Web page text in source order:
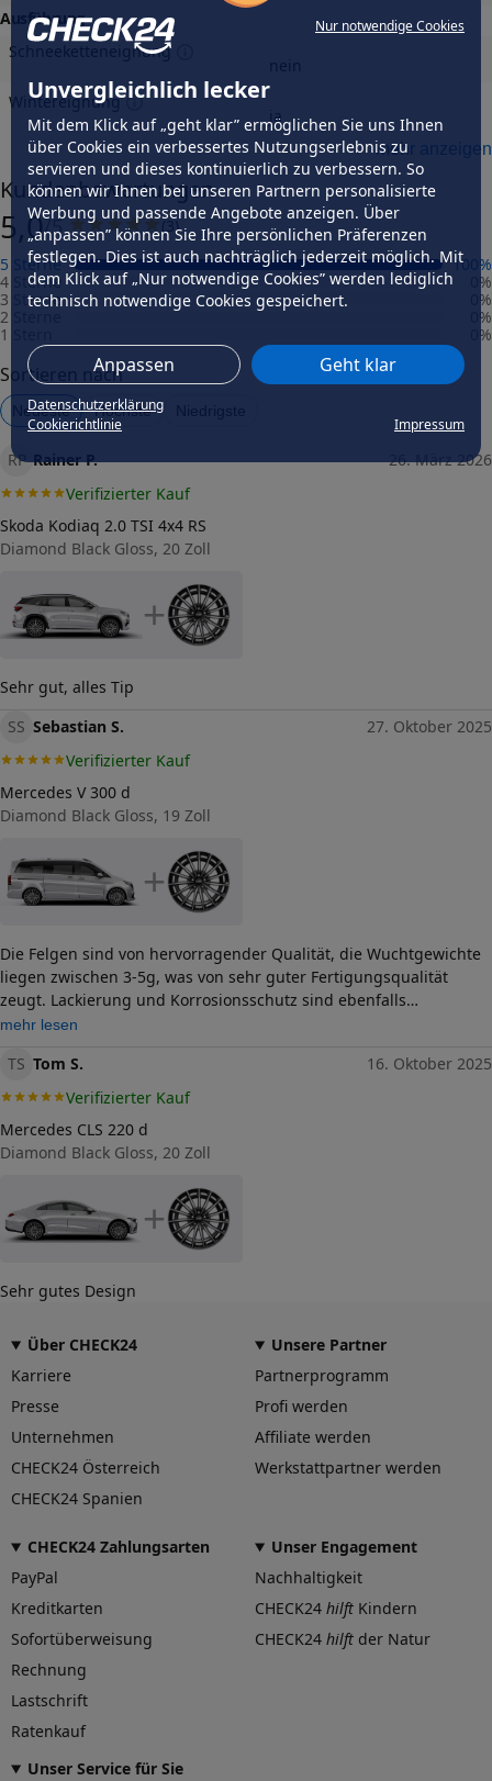
Nur notwendige Cookies
Unvergleichlich lecker
Mit dem Klick auf „geht klar” ermöglichen Sie uns Ihnen
über Cookies ein verbessertes Nutzungserlebnis zu
servieren und dieses kontinuierlich zu verbessern. So
können wir Ihnen bei unseren Partnern personalisierte
Werbung und passende Angebote anzeigen. Über
„anpassen” können Sie Ihre persönlichen Präferenzen
festlegen. Dies ist auch nachträglich jederzeit möglich. Mit
dem Klick auf „Nur notwendige Cookies” werden lediglich
technisch notwendige Cookies gespeichert.
Anpassen Geht klar
Datenschutzerklärung
Cookierichtlinie
Impressum
Ausführung
Schneeketteneignung
Wintereignung
ja
Felgengutachten
Eintragungsfrei
-
Freigabe
-
Gutachten Link
-
Dimension
Breite (in Zoll)
Größe (in Zoll)
Lochkreis (Anzahl der Löcher)
Lochkreis-Durchmesser (in mm)
mm)
850
Allgemeine Produktsicherheit
Herstellerkontakt
mehr anzeigen
Kundenbewertungen
5,0/5
)
5 Sterne
100%
4 Sterne
%
3 Sterne
%
2 Sterne
%
1 Stern
%
Sortieren nach
Neueste Höchste
RP Rainer P.
26. März 2026
Verifizierter Kauf
Skoda Kodiaq 2.0 TSI 4x4 RS
Diamond Black Gloss, 20 Zoll
+
Sehr gut, alles Tip
SS Sebastian S.
27. Oktober 2025
Verifizierter Kauf
Mercedes V 300 d
Diamond Black Gloss, 19 Zoll
+
Die Felgen sind von hervorragender Qualität, die Wuchtgewichte
liegen zwischen 3-5g, was von sehr guter Fertigungsqualität
zeugt. Lackierung und Korrosionsschutz sind ebenfalls
hervorragend - auch beim Aufziehen der Reifen durch die
bin voll und ganz zufrieden!
mehr lesen
TS Tom S.
16. Oktober 2025
Verifizierter Kauf
Mercedes CLS 220 d
Diamond Black Gloss, 20 Zoll
+
Sehr gutes Design
Über CHECK24
Karriere
Presse
Unternehmen
CHECK24 Österreich
CHECK24 Spanien
Unsere Partner
Partnerprogramm
Profi werden
Affiliate werden
Werkstattpartner werden
CHECK24 Zahlungsarten
PayPal
Kreditkarten
Sofortüberweisung
Rechnung
Lastschrift
Ratenkauf
Unser Engagement
Nachhaltigkeit
CHECK24 hilft Kindern
CHECK24 hilft der Natur
Unser Service für Sie